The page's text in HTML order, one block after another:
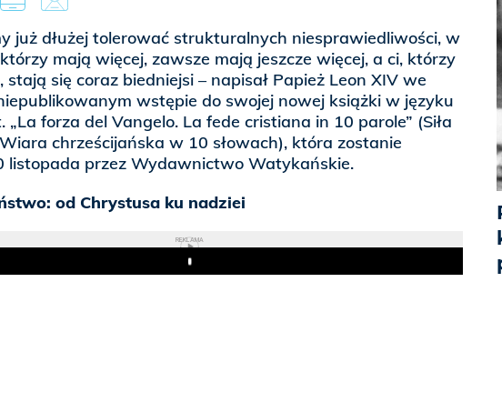
już dłużej tolerować strukturalnych niesprawiedliwości, w
mają więcej, zawsze mają jeszcze więcej, a ci, którzy
stają się coraz biedniejsi – napisał Papież Leon XIV we
wstępie do swojej nowej książki w języku
„La forza del Vangelo. La fede cristiana in 10 parole” (Siła
chrześcijańska w 10 słowach), która zostanie
listopada przez Wydawnictwo Watykańskie.
od Chrystusa ku nadziei
REKLAMA
Play